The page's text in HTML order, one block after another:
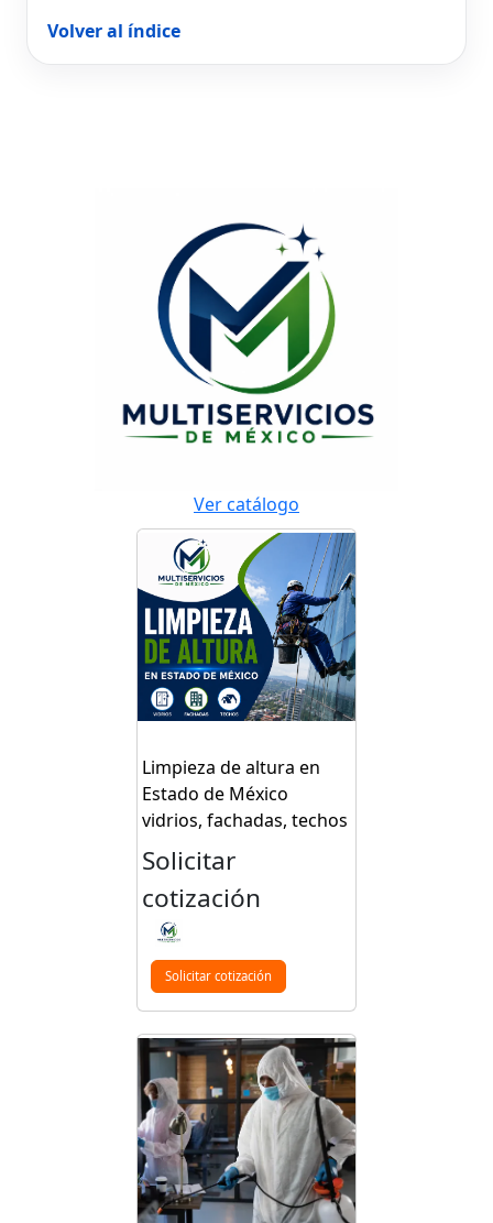
Volver al índice
Ver catálogo
Limpieza de altura en
Estado de México
vidrios, fachadas, techos
Solicitar
cotización
Solicitar cotización